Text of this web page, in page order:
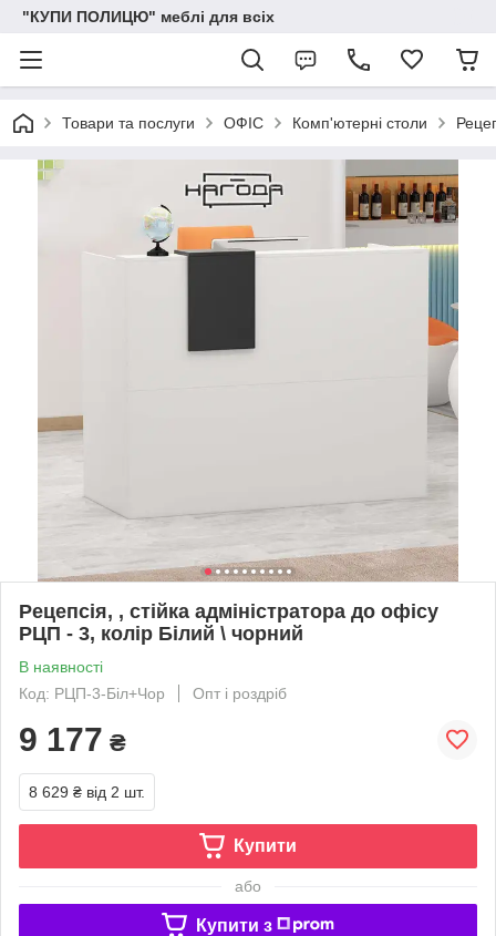
"КУПИ ПОЛИЦЮ" меблі для всіх
Товари та послуги ОФІС Комп'ютерні столи
Рецепсія, , стійка адміністратора до офісу
РЦП - 3, колір Білий \ чорний
В наявності
Код: РЦП-3-Біл+Чор
Опт і роздріб
9 177 ₴
8 629 ₴ від 2 шт.
Купити
або
Купити з